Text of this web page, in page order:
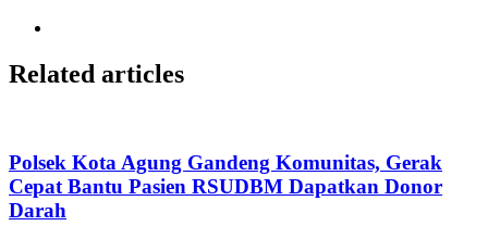
Related articles
Polsek Kota Agung Gandeng Komunitas, Gerak
Cepat Bantu Pasien RSUDBM Dapatkan Donor
Darah